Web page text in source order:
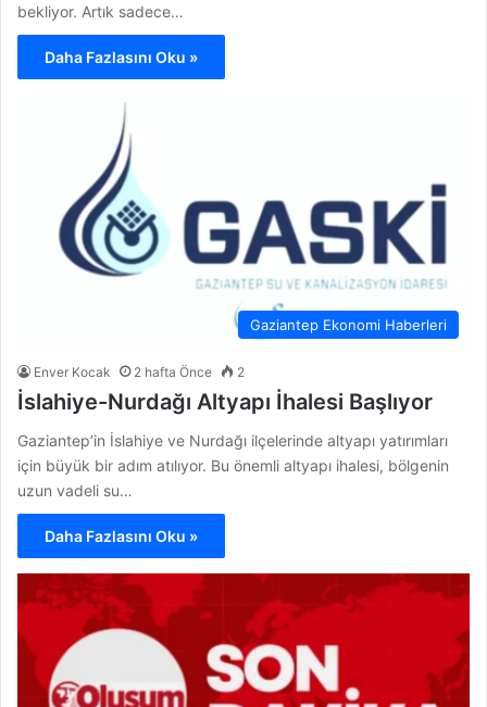
bekliyor. Artık sadece…
Daha Fazlasını Oku »
Gaziantep Ekonomi Haberleri
Enver Kocak 2 hafta Önce 2
İslahiye-Nurdağı Altyapı İhalesi Başlıyor
Gaziantep’in İslahiye ve Nurdağı ilçelerinde altyapı yatırımları
için büyük bir adım atılıyor. Bu önemli altyapı ihalesi, bölgenin
uzun vadeli su…
Daha Fazlasını Oku »